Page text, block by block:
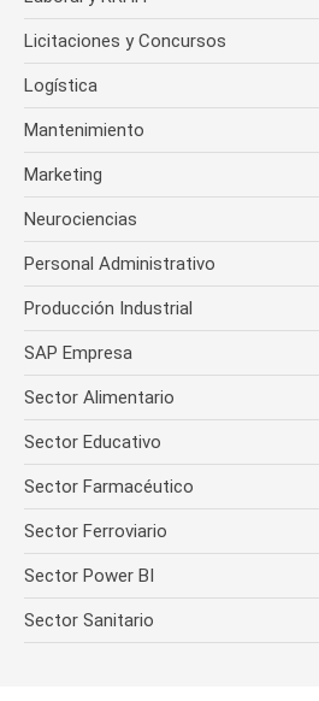
Licitaciones y Concursos
Logística
Mantenimiento
Marketing
Neurociencias
Personal Administrativo
Producción Industrial
SAP Empresa
Sector Alimentario
Sector Educativo
Sector Farmacéutico
Sector Ferroviario
Sector Power BI
Sector Sanitario